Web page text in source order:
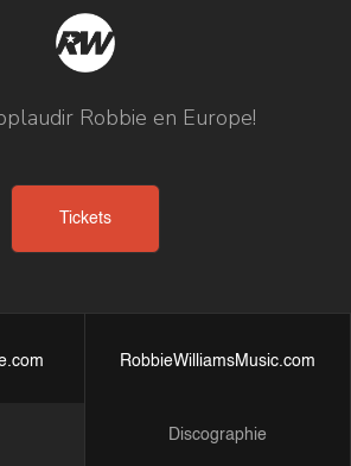
Robbie en Europe!
Tickets
RobbieWilliamsMusic.com
Discographie